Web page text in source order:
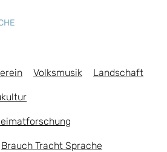
Volksmusik Landschaft
Brauch Tracht Sprache